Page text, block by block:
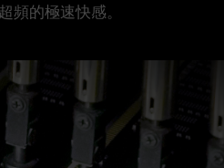
頻的極速快感。